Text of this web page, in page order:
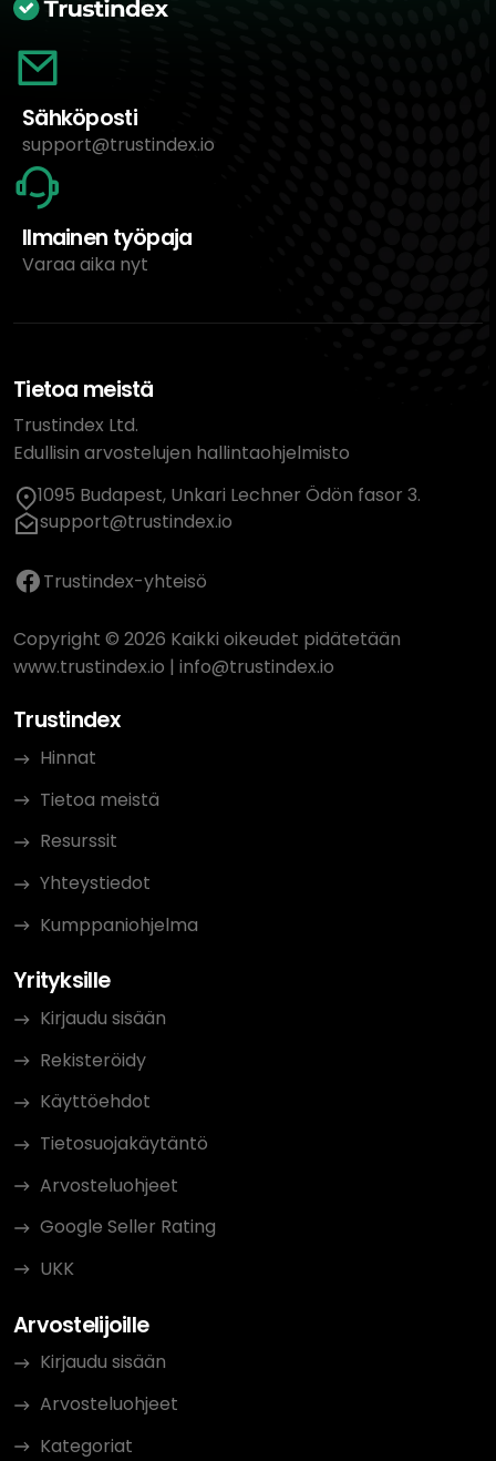
Sähköposti
support@trustindex.io
Ilmainen työpaja
Varaa aika nyt
Tietoa meistä
Trustindex Ltd.
Edullisin arvostelujen hallintaohjelmisto
1095 Budapest, Unkari Lechner Ödön fasor 3.
support@trustindex.io
Trustindex-yhteisö
Copyright © 2026 Kaikki oikeudet pidätetään
www.trustindex.io | info@trustindex.io
Trustindex
Hinnat
Tietoa meistä
Resurssit
Yhteystiedot
Kumppaniohjelma
Yrityksille
Kirjaudu sisään
Rekisteröidy
Käyttöehdot
Tietosuojakäytäntö
Arvosteluohjeet
Google Seller Rating
UKK
Arvostelijoille
Kirjaudu sisään
Arvosteluohjeet
Kategoriat